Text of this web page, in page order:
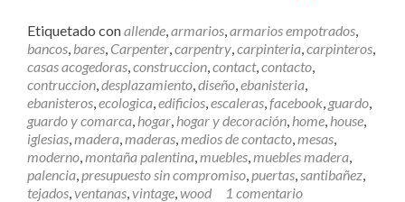
e
r
m
á
s
C
ó
m
o
p
Etiquetado conallende,armarios,armarios empotrados,
bancos, bares, Carpenter,carpentry,carpinteria,carpinteros,
casas acogedoras,construccion,contact,contacto,
contruccion,desplazamiento,diseño,ebanisteria,
ebanisteros,ecologica,edificios,escaleras,facebook, guardo,
guardo y comarca, hogar, hogar y decoración, home, house,
iglesias,madera,maderas,medios de contacto,mesas,
moderno,montaña palentina,muebles,muebles madera,
palencia,presupuesto sin compromiso,puertas,santibañez,
tejados,ventanas,vintage,wood 1 comentario